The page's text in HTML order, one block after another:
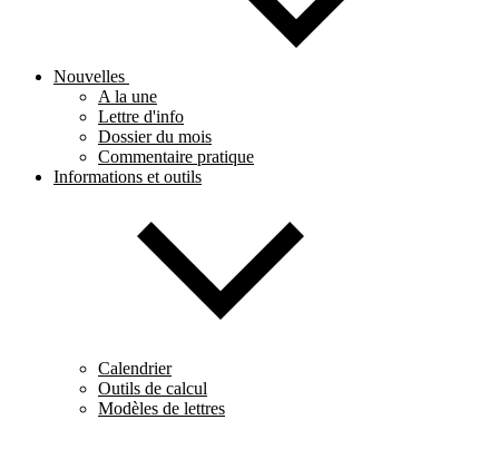
Nouvelles
A la une
Lettre d'info
Dossier du mois
Commentaire pratique
Informations et outils
Calendrier
Outils de calcul
Modèles de lettres